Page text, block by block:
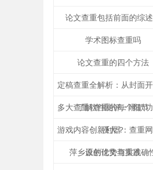
论文查重包括前面的综
学术图标查重吗
论文查重的四个方法
定稿查重全解析：从封面开
了解查重的每个细节
多大查重软件测评：哪款
强大？
游戏内容创新利器：查重
设的优势与实践
萍乡原创论文查重准确